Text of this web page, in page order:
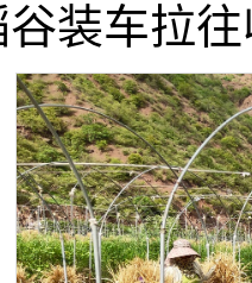
装车拉